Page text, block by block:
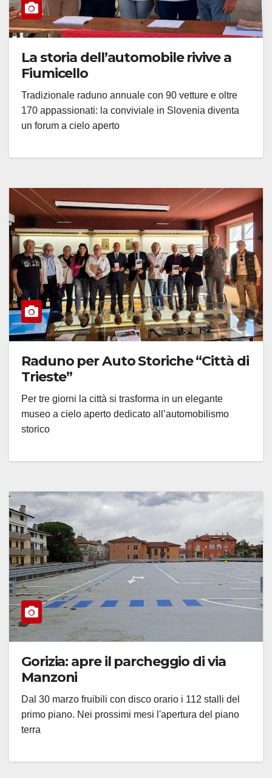
La storia dell’automobile rivive a
Fiumicello
Tradizionale raduno annuale con 90 vetture e oltre
170 appassionati: la conviviale in Slovenia diventa
un forum a cielo aperto
Raduno per Auto Storiche “Città di
Trieste”
Per tre giorni la città si trasforma in un elegante
museo a cielo aperto dedicato all’automobilismo
storico
Gorizia: apre il parcheggio di via
Manzoni
Dal 30 marzo fruibili con disco orario i 112 stalli del
primo piano. Nei prossimi mesi l'apertura del piano
terra